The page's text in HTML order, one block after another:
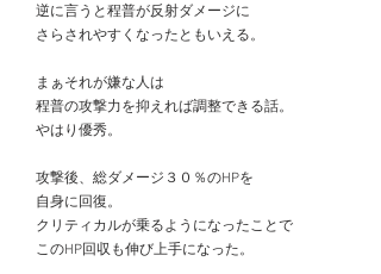
逆に言うと程普が反射ダメージに
さらされやすくなったともいえる。
まぁそれが嫌な人は
程普の攻撃力を抑えれば調整できる話。
やはり優秀。
攻撃後、総ダメージ３０％のHPを
自身に回復。
クリティカルが乗るようになったことで
このHP回収も伸び上手になった。